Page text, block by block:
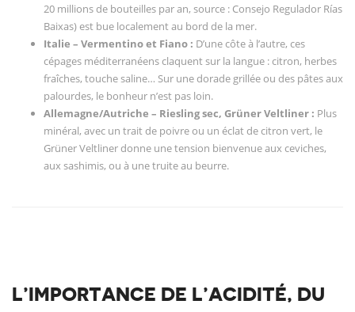
20 millions de bouteilles par an, source : Consejo Regulador Rías
Baixas) est bue localement au bord de la mer.
Italie – Vermentino et Fiano : D’une côte à l’autre, ces
cépages méditerranéens claquent sur la langue : citron, herbes
fraîches, touche saline… Sur une dorade grillée ou des pâtes aux
palourdes, le bonheur n’est pas loin.
Allemagne/Autriche – Riesling sec, Grüner Veltliner : Plus
minéral, avec un trait de poivre ou un éclat de citron vert, le
Grüner Veltliner donne une tension bienvenue aux ceviches,
aux sashimis, ou à une truite au beurre.
L’IMPORTANCE DE L’ACIDITÉ, DU